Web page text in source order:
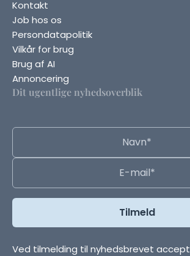
Kontakt
Job hos os
Persondatapolitik
Vilkår for brug
Brug af AI
Annoncering
Dit ugentlige nyhedsoverblik
Ved tilmelding til nyhedsbrevet